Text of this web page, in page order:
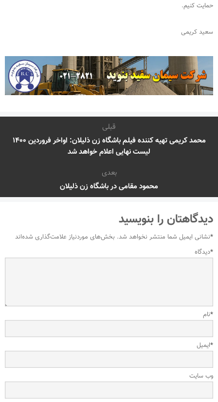
حمایت کنیم.
سعید کریمی
قبلی
محمد کریمی تهیه کننده فیلم باشگاه زن ذلیلان: اواخر فروردین ۱۴۰۰
لیست نهایی اعلام خواهد شد
بعدی
محمود مقامی در باشگاه زن ذلیلان
دیدگاهتان را بنویسید
نشانی ایمیل شما منتشر نخواهد شد. بخش‌های موردنیاز علامت‌گذاری شده‌اند
*
دیدگاه*
نام*
ایمیل*
وب‌ سایت